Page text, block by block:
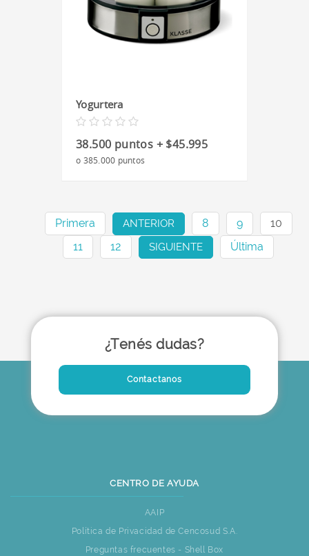
Yogurtera
38.500 puntos + $45.995
o 385.000 puntos
Primera ANTERIOR 8 9
10
11
12 SIGUIENTE Última
¿Tenés dudas?
Contactanos
CENTRO DE AYUDA
AAIP
Política de Privacidad de Cencosud S.A.
Preguntas frecuentes - Shell Box